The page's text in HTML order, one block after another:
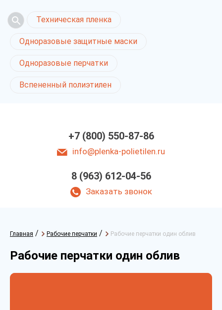
Техническая пленка
Одноразовые защитные маски
Одноразовые перчатки
Вспененный полиэтилен
+7 (800) 550-87-86
info@plenka-polietilen.ru
8 (963) 612-04-56
Заказать звонок
Главная / Рабочие перчатки / Рабочие перчатки один облив
Рабочие перчатки один облив